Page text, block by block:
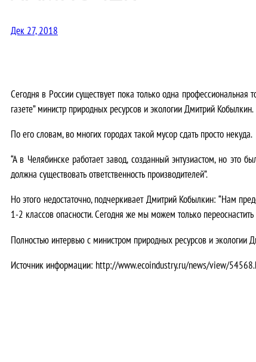
Дек 27, 2018
Сегодня в России существует пока только одна
газете” министр природных ресурсов и экологии Дмитрий Кобылкин.
По его словам, во многих городах такой мусор сдать просто некуда.
“А в Челябинске работает завод, созданный энтузиастом, но это
должна существовать ответственность производителей”.
Но этого недостаточно, подчеркивает Дмитрий Кобылкин: “Нам
1-2 классов опасности. Сегодня же мы можем только
Полностью интервью с министром природных ресурсов и экологии
Источник информации: http://www.ecoindustry.ru/news/view/